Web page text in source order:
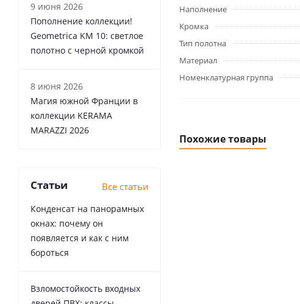
Наполнение
Кромка
Тип полотна
Материал
Номенклатурная группа
Похожие товары
9 июня 2026
Пополнение коллекции!
Geometrica KM 10: светлое
полотно с черной кромкой
8 июня 2026
Магия южной Франции в
коллекции KERAMA
MARAZZI 2026
Статьи Все статьи
Конденсат на панорамных
окнах: почему он
появляется и как с ним
бороться
Взломостойкость входных